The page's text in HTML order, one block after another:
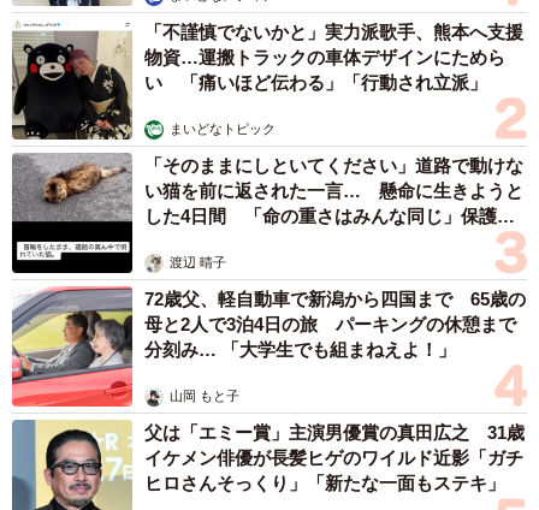
「北海道で大地震があったときは、部屋に備え付けの常備
灯（懐中電灯）が大量になくなりました。常備灯は台座か
ら引き抜くとすぐに点灯する仕組みで、本来は消すことは
できません。消せない懐中電灯なんて、持ち帰ってどうさ
れるのだろうと不思議に思っていたら、常備灯にスイッチ
を付ける方法を解説したYoutube動画があったらしくて…。
一気に相当の数が持ち帰られてしまったので、調達するの
も難しくて、本当に困りました」
「不謹慎でないかと」実力派歌手、熊本へ支援
物資…運搬トラックの車体デザインにためら
い 「痛いほど伝わる」「行動され立派」
まいどなトピック
「そのままにしといてください」道路で動けな
い猫を前に返された一言… 懸命に生きようと
した4日間 「命の重さはみんな同じ」保護団
渡辺 晴子
72歳父、軽自動車で新潟から四国まで 65歳の
母と2人で3泊4日の旅 パーキングの休憩まで
分刻み… 「大学生でも組まねえよ！」
山岡 もと子
父は「エミー賞」主演男優賞の真田広之 31歳
イケメン俳優が長髪ヒゲのワイルド近影「ガチ
ヒロさんそっくり」「新たな一面もステキ」